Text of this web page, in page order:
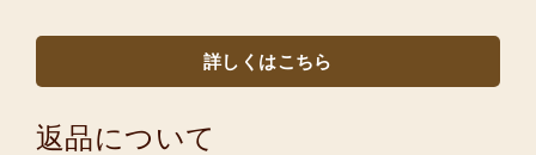
詳しくはこちら
返品について